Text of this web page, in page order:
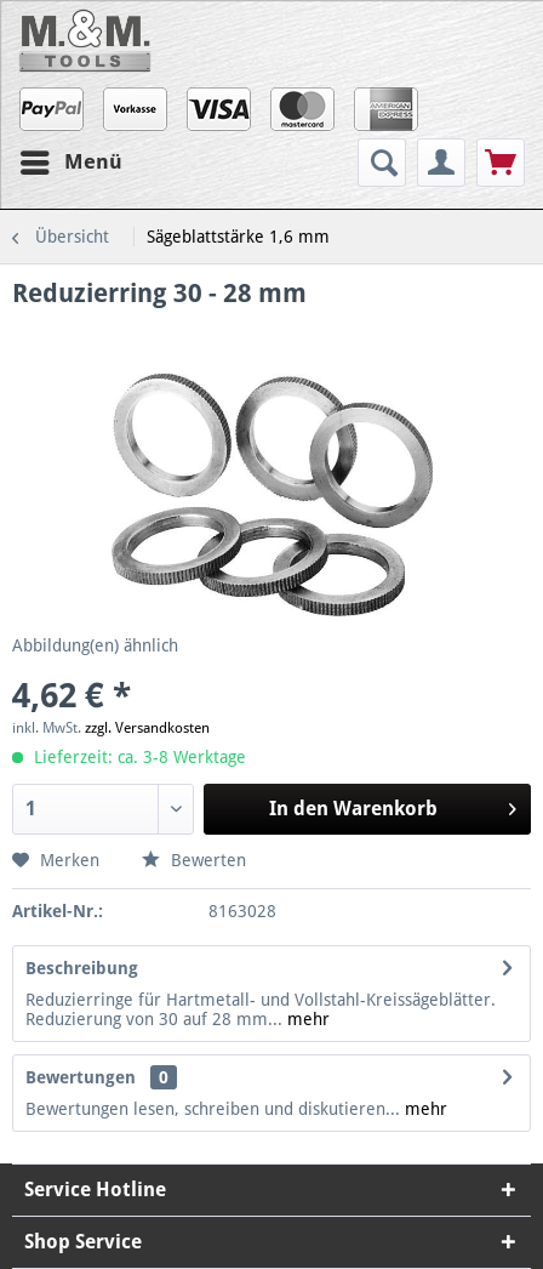
Menü
Übersicht Sägeblattstärke 1,6 mm
Reduzierring 30 - 28 mm
Abbildung(en) ähnlich
4,62 € *
inkl. MwSt. zzgl. Versandkosten
Lieferzeit: ca. 3-8 Werktage
In den Warenkorb
Merken Bewerten
Artikel-Nr.: 8163028
Beschreibung
Reduzierringe für Hartmetall- und Vollstahl-Kreissägeblätter.
Reduzierung von 30 auf 28 mm... mehr
Bewertungen
0
Bewertungen lesen, schreiben und diskutieren... mehr
Service Hotline
Shop Service